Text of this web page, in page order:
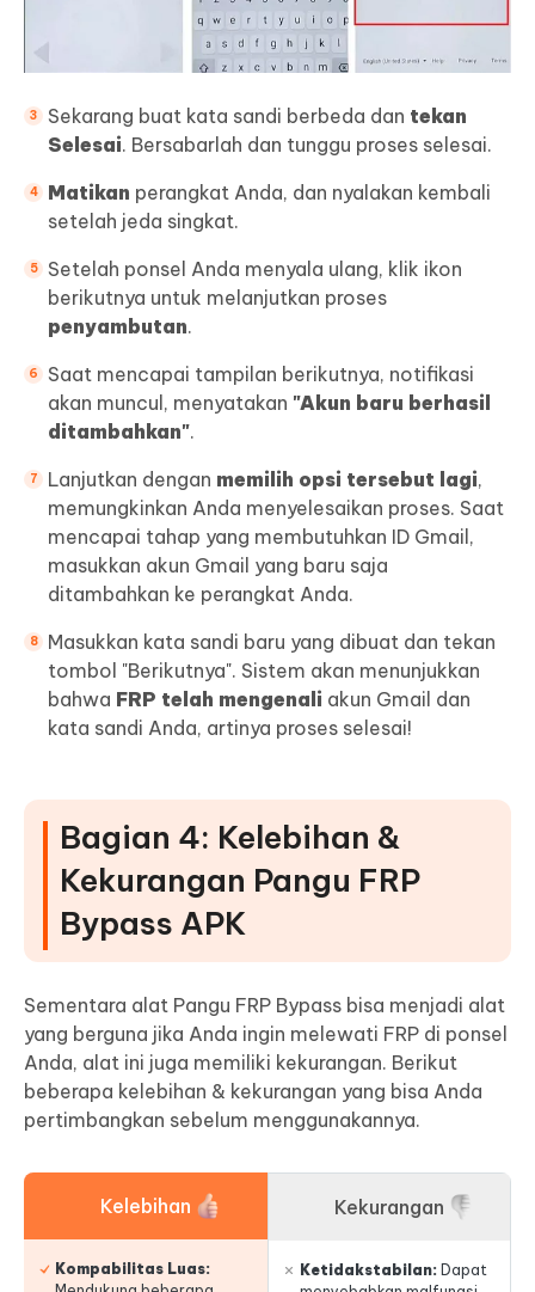
Sekarang buat kata sandi berbeda dan tekan
Selesai. Bersabarlah dan tunggu proses selesai.
Matikan perangkat Anda, dan nyalakan kembali
setelah jeda singkat.
Setelah ponsel Anda menyala ulang, klik ikon
berikutnya untuk melanjutkan proses
penyambutan.
Saat mencapai tampilan berikutnya, notifikasi
akan muncul, menyatakan "Akun baru berhasil
ditambahkan".
Lanjutkan dengan memilih opsi tersebut lagi,
memungkinkan Anda menyelesaikan proses. Saat
mencapai tahap yang membutuhkan ID Gmail,
masukkan akun Gmail yang baru saja
ditambahkan ke perangkat Anda.
Masukkan kata sandi baru yang dibuat dan tekan
tombol "Berikutnya". Sistem akan menunjukkan
bahwa FRP telah mengenali akun Gmail dan
kata sandi Anda, artinya proses selesai!
Bagian 4: Kelebihan &
Kekurangan Pangu FRP
Bypass APK
Sementara alat Pangu FRP Bypass bisa menjadi alat
yang berguna jika Anda ingin melewati FRP di ponsel
Anda, alat ini juga memiliki kekurangan. Berikut
beberapa kelebihan & kekurangan yang bisa Anda
pertimbangkan sebelum menggunakannya.
Kelebihan
Kompabilitas Luas:
Kekurangan
Ketidakstabilan: Dapat